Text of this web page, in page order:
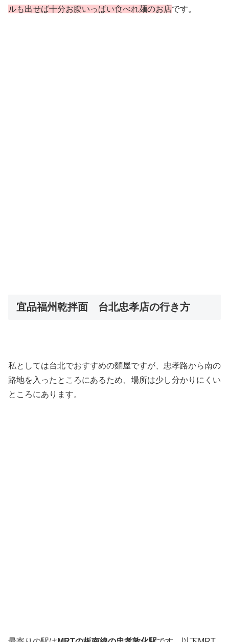
ルも出せば十分お腹いっぱい食べれ麺のお店です。
宜品福州乾拌面 台北忠孝店の行き方
私としては台北でおすすめの麵屋ですが、忠孝路から南の
路地を入ったところにあるため、場所は少し分かりにくい
ところにあります。